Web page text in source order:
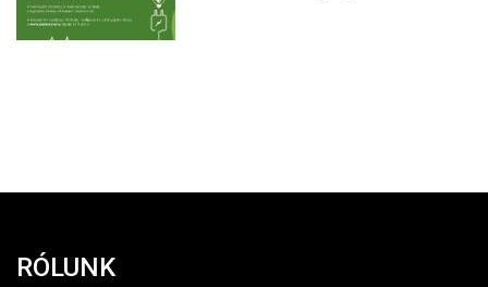
RÓLUNK